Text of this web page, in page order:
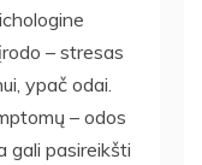
– stresas
ypač odai.
– odos
gali pasireikšti